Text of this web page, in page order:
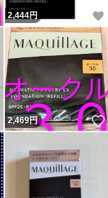
いいね！
2,444円
いいね！
2,469円